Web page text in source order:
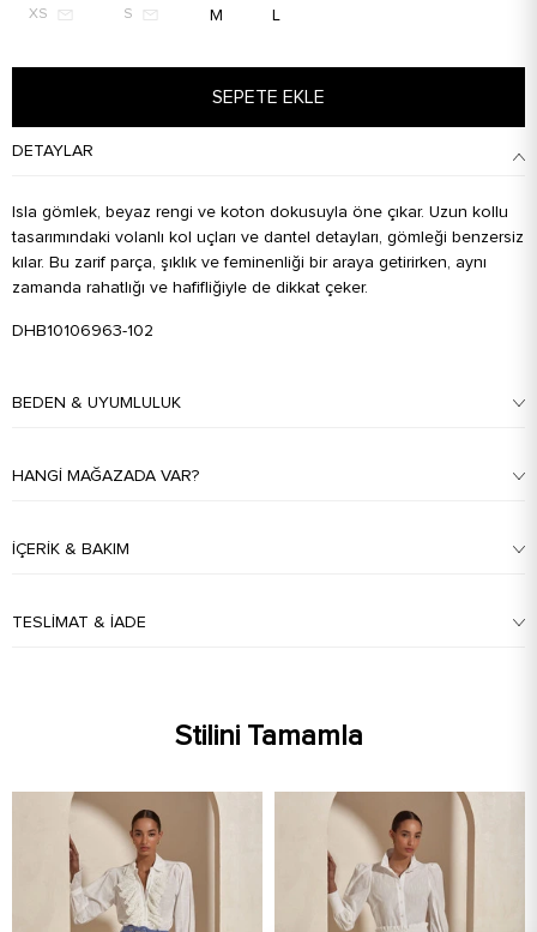
XS S M L
SEPETE EKLE
DETAYLAR
Isla gömlek, beyaz rengi ve koton dokusuyla öne çıkar. Uzun kollu
tasarımındaki volanlı kol uçları ve dantel detayları, gömleği benzersiz
kılar. Bu zarif parça, şıklık ve feminenliği bir araya getirirken, aynı
zamanda rahatlığı ve hafifliğiyle de dikkat çeker.
DHB10106963-102
BEDEN & UYUMLULUK
HANGI MAĞAZADA VAR?
İÇERIK & BAKIM
TESLIMAT & İADE
Stilini Tamamla